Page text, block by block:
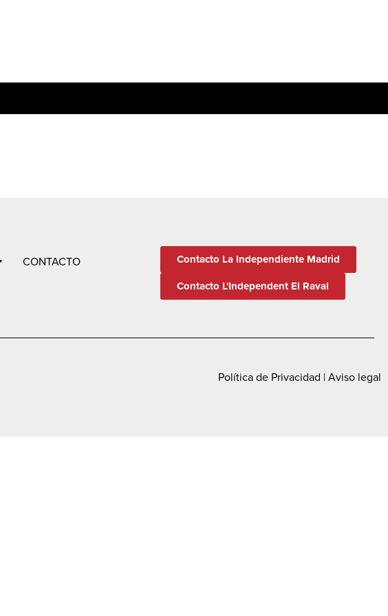
CONTACTO
Contacto La Independiente Madrid
Contacto L'Independent El Raval
Política de Privacidad |Aviso legal